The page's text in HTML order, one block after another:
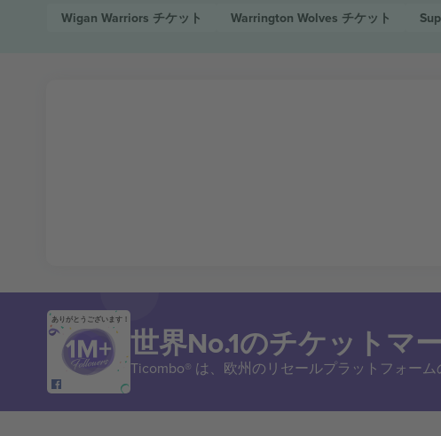
Wigan Warriors チケット Warrington Wolves チケット
ありがとうございます！
世界No.1のチケットマ
Ticombo® は、欧州のリセールプラットフォー